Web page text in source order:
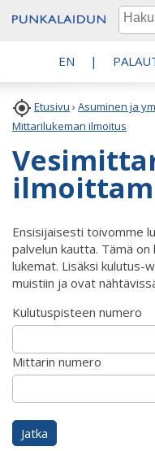
EN |
 Etusivu › Asuminen ja
Mittarilukeman ilmoitus
Ensisijaisesti toivomme
palvelun kautta. Tämä
lukemat. Lisäksi kulutus-
muistiin ja ovat
Kulutuspisteen numero
Mittarin numero